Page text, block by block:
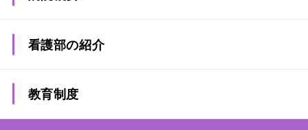
看護部の紹介
看護部長メッセージ
教育制度